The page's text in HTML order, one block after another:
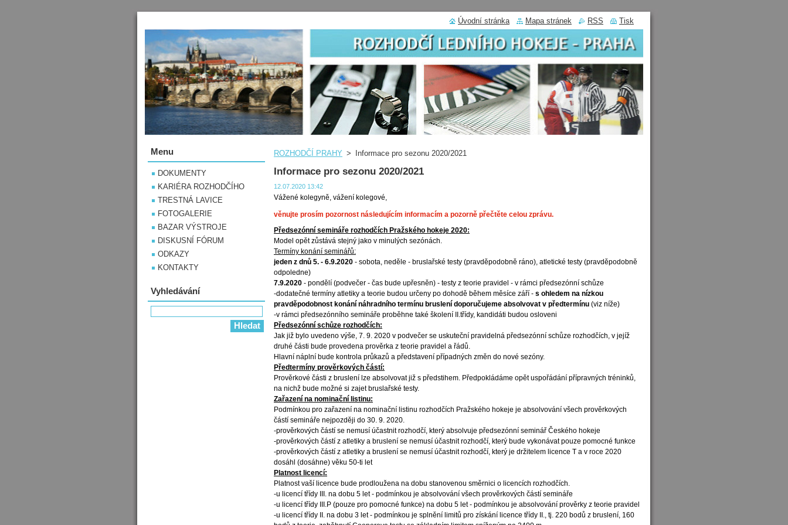
ROZHODČÍ PRAHY > Informace pro sezonu 2020/2021
Informace pro sezonu 2020/2021
12.07.2020 13:42
Vážené kolegyně, vážení kolegové,
věnujte prosím pozornost následujícím informacím a pozorně přečtěte celou zprávu.
Předsezónní semináře rozhodčích Pražského hokeje 2020:
Model opět zůstává stejný jako v minulých sezónách.
Termíny konání seminářů:
jeden z dnů 5. - 6.9.2020 - sobota, neděle - bruslařské testy (pravděpodobně ráno), atletické testy (pravděpodobně
odpoledne)
7.9.2020 - pondělí (podvečer - čas bude upřesněn) - testy z teorie pravidel - v rámci předsezónní schůze
-dodatečné termíny atletiky a teorie budou určeny po dohodě během měsíce září - s ohledem na nízkou
pravděpodobnost konání náhradního termínu bruslení doporučujeme absolvovat v předtermínu (viz níže)
-v rámci předsezónního semináře proběhne také školení II.třídy, kandidáti budou osloveni
Předsezónní schůze rozhodčích:
Jak již bylo uvedeno výše, 7. 9. 2020 v podvečer se uskuteční pravidelná předsezónní schůze rozhodčích, v jejíž
druhé části bude provedena prověrka z teorie pravidel a řádů.
Hlavní náplní bude kontrola průkazů a představení případných změn do nové sezóny.
Předtermíny prověrkových částí:
Prověrkové části z bruslení lze absolvovat již s předstihem. Předpokládáme opět uspořádání přípravných tréninků,
na nichž bude možné si zajet bruslařské testy.
Zařazení na nominační listinu:
Podmínkou pro zařazení na nominační listinu rozhodčích Pražského hokeje je absolvování všech prověrkových
částí semináře nejpozději do 30. 9. 2020.
-prověrkových částí se nemusí účastnit rozhodčí, který absolvuje předsezónní seminář Českého hokeje
-prověrkových částí z atletiky a bruslení se nemusí účastnit rozhodčí, který bude vykonávat pouze pomocné funkce
-prověrkových částí z atletiky a bruslení se nemusí účastnit rozhodčí, který je držitelem licence T a v roce 2020
dosáhl (dosáhne) věku 50-ti let
Platnost licencí:
Platnost vaší licence bude prodloužena na dobu stanovenou směrnici o licencích rozhodčích.
-u licencí třídy III. na dobu 5 let - podmínkou je absolvování všech prověrkových částí semináře
-u licencí třídy III.P (pouze pro pomocné funkce) na dobu 5 let - podmínkou je absolvování prověrky z teorie pravidel
-u licencí třídy II. na dobu 3 let - podmínkou je splnění limitů pro získání licence třídy II., tj. 220 bodů z bruslení, 160
Menu
DOKUMENTY
KARIÉRA ROZHODČÍHO
TRESTNÁ LAVICE
FOTOGALERIE
BAZAR VÝSTROJE
DISKUSNÍ FÓRUM
ODKAZY
KONTAKTY
Vyhledávání
Úvodní stránka Mapa stránek RSS Tisk